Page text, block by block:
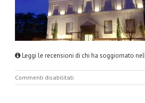
Leggi le recensioni di chi ha soggiornato
Commenti disabilitati
Relais6ViaTolmino.jpg